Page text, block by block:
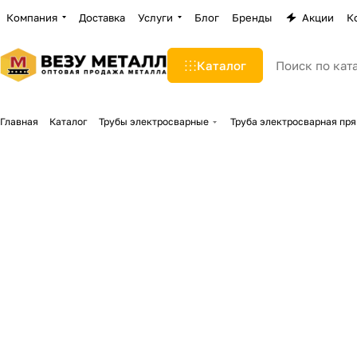
Компания Доставка Услуги Блог Бренды Акции
Каталог
Главная Каталог Трубы электросварные Труба электросварная